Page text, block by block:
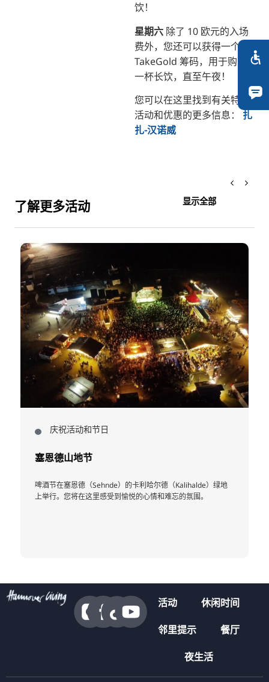
饮！
星期六 除了 10 欧元的入场
费外，您还可以获得一个
TakeGold 筹码，用于购买
一杯长饮，直至午夜！
您可以在这里找到有关特别
活动和优惠的更多信息： 扎
扎-汉诺威
了解更多活动 显示全部
庆祝活动和节日
塞恩德山地节
啤酒节在塞恩德（Sehnde）的卡利哈尔德（Kalihalde）绿地
上举行。您将在这里感受到愉悦的心情和难忘的氛围。
活动 休闲时间
邻里提示 餐厅
夜生活